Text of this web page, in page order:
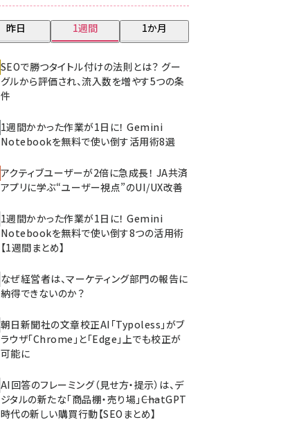
昨日 1週間 1か月
SEOで勝つタイトル付けの法則とは？ グー
グルから評価され、流入数を増やす5つの条
件
1週間かかった作業が1日に！ Gemini
Notebookを無料で使い倒す活用術8選
アクティブユーザーが2倍に急成長！ JA共済
アプリに学ぶ“ユーザー視点”のUI/UX改善
1週間かかった作業が1日に！ Gemini
Notebookを無料で使い倒す8つの活用術
【1週間まとめ】
なぜ経営者は、マーケティング部門の報告に
納得できないのか？
朝日新聞社の文章校正AI「Typoless」がブ
ラウザ「Chrome」と「Edge」上でも校正が
可能に
AI回答のフレーミング（見せ方・提示）は、デ
ジタルの新たな「商品棚・売り場」――ChatGPT
時代の新しい購買行動【SEOまとめ】